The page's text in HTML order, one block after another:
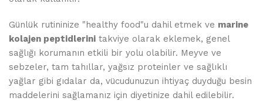
Günlük rutininize "healthy food"u dahil etmek ve marine
kolajen peptidlerini takviye olarak eklemek, genel
sağlığı korumanın etkili bir yolu olabilir. Meyve ve
sebzeler, tam tahıllar, yağsız proteinler ve sağlıklı
yağlar gibi gıdalar da, vücudunuzun ihtiyaç duyduğu besin
maddelerini sağlamanız için diyetinize dahil edilebilir.